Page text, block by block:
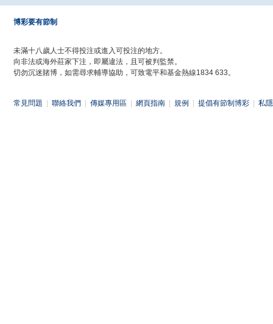
博彩要有節制
未滿十八歲人士不得投注或進入可投注的地方。
向非法或海外莊家下注，即屬違法，且可被判監禁。
切勿沉迷賭博，如需尋求輔導協助，可致電平和基金熱線1834 633。
常見問題 聯絡我們 傳媒專用區 網頁指南 規例 提倡有節制博彩 私